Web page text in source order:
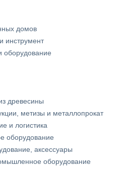
домов
инструмент
оборудование
древесины
метизы и металлопрокат
и логистика
оборудование
аксессуары
оборудование